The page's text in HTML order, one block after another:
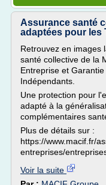
Assurance santé
adaptées pour les
Retrouvez en images
santé collective de la
Entreprise et
Indépendants.
Une protection pour
adapté à la
complémentaires
Plus de détails sur :
https://www.macif.fr/
entreprises/
Voir la suite